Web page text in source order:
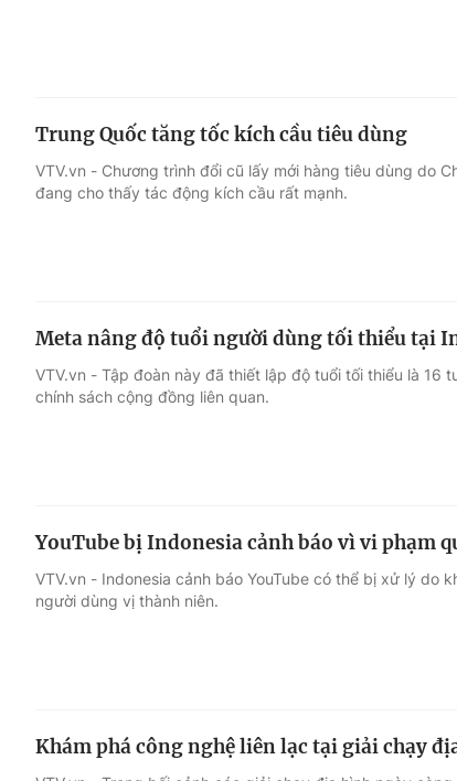
Trung Quốc tăng tốc kích cầu tiêu dùng
VTV.vn - Chương trình đổi cũ lấy mới hàng tiêu dùng do
đang cho thấy tác động kích cầu rất mạnh.
Meta nâng độ tuổi người dùng tối thiểu tại
VTV.vn - Tập đoàn này đã thiết lập độ tuổi tối thiểu là 16
chính sách cộng đồng liên quan.
YouTube bị Indonesia cảnh báo vì vi phạm
VTV.vn - Indonesia cảnh báo YouTube có thể bị xử lý do
người dùng vị thành niên.
Khám phá công nghệ liên lạc tại giải chạy